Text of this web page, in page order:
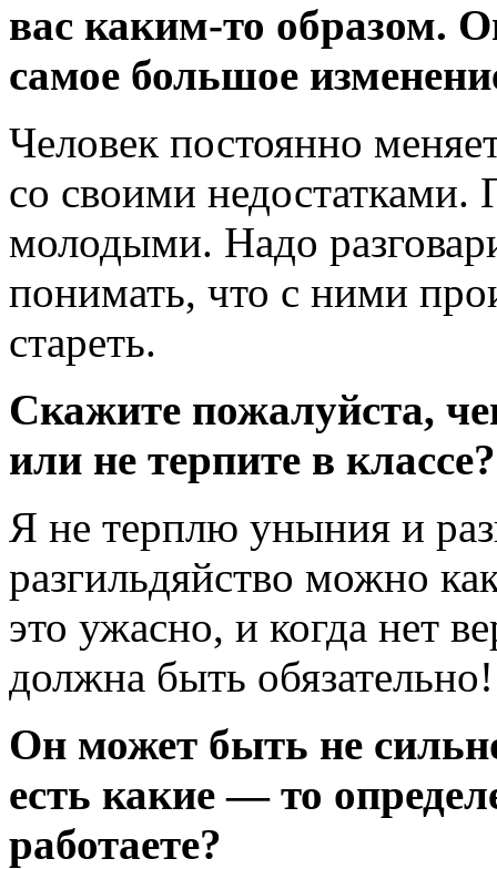
вас каким-то образом.
самое большое
Человек постоянно
со своими недостатками.
молодыми. Надо
понимать, что с ними
стареть.
Скажите пожалуйста,
или не терпите в классе?
Я не терплю уныния и
разгильдяйство можно
это ужасно, и когда нет
должна быть обязательно!
Он может быть не
есть какие— то
работаете?